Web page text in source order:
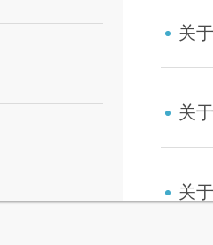
关
关
关